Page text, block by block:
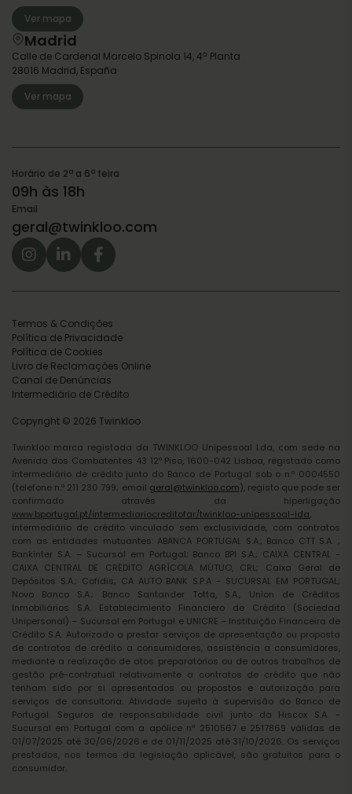
Ver mapa
Madrid
Calle de Cardenal Marcelo Spinola 14, 4ª Planta
28016 Madrid, España
Ver mapa
Horário de 2ª a 6ª feira
09h às 18h
Email
geral@twinkloo.com
Termos & Condições
Política de Privacidade
Política de Cookies
Livro de Reclamações Online
Canal de Denúncias
Intermediário de Crédito
Copyright © 2026 Twinkloo
Twinkloo marca registada da TWINKLOO Unipessoal Lda, com sede na
Avenida dos Combatentes 43 12º Piso, 1600-042 Lisboa, registado como
intermediário de crédito junto do Banco de Portugal sob o n.º 0004550
(telefone n.º 211 230 799; email geral@twinkloo.com), registo que pode ser
confirmado através da hiperligação
www.bportugal.pt/intermediariocreditofar/twinkloo-unipessoal-lda,
intermediário de crédito vinculado sem exclusividade, com contratos
com as entidades mutuantes: ABANCA PORTUGAL S.A.; Banco CTT S.A. ;
Bankinter S.A. – Sucursal em Portugal; Banco BPI S.A.; CAIXA CENTRAL -
CAIXA CENTRAL DE CRÉDITO AGRÍCOLA MÚTUO, CRL; Caixa Geral de
Depósitos S.A.; Cofidis; CA AUTO BANK S.P.A - SUCURSAL EM PORTUGAL;
Novo Banco S.A.; Banco Santander Totta, S.A., Union de Créditos
Inmobiliários S.A. Establecimiento Financiero de Crédito (Sociedad
Unipersonal) – Sucursal em Portugal e UNICRE – Instituição Financeira de
Crédito S.A. Autorizado a prestar serviços de apresentação ou proposta
de contratos de crédito a consumidores, assistência a consumidores,
mediante a realização de atos preparatórios ou de outros trabalhos de
gestão pré-contratual relativamente a contratos de crédito que não
tenham sido por si apresentados ou propostos e autorização para
serviços de consultoria. Atividade sujeita à supervisão do Banco de
Portugal. Seguros de responsabilidade civil junto da Hiscox S.A. -
Sucursal em Portugal com a apólice nº 2510567 e 2517869 válidas de
01/07/2025 até 30/06/2026 e de 01/11/2025 até 31/10/2026. Os serviços
prestados, nos termos da legislação aplicável, são gratuitos para o
consumidor.